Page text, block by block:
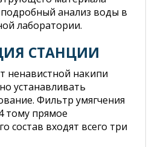
анализ воды в
лаборатории.
СТАНЦИИ
ненавистной накипи
устанавливать
Фильтр умягчения
тому прямое
состав входят всего три